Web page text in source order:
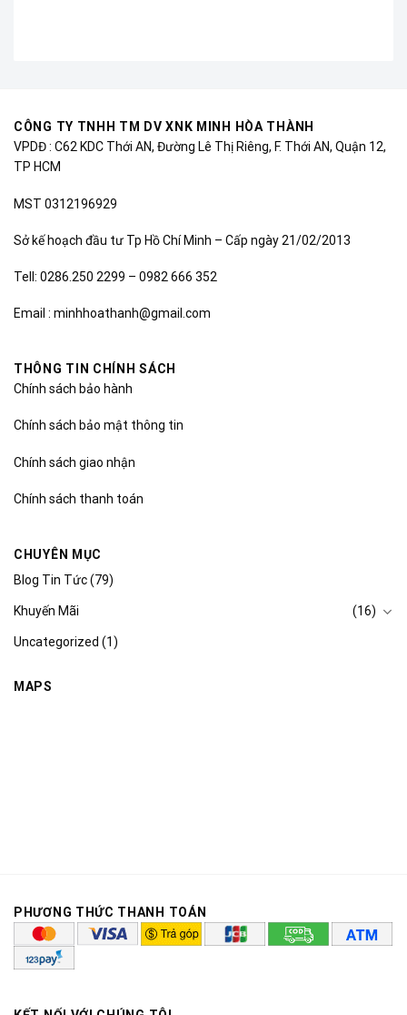
CÔNG TY TNHH TM DV XNK MINH HÒA THÀNH
VPDĐ : C62 KDC Thới AN, Đường Lê Thị Riêng, F. Thới AN, Quận 12,
TP HCM
MST 0312196929
Sở kế hoạch đầu tư Tp Hồ Chí Minh – Cấp ngày 21/02/2013
Tell: 0286.250 2299 – 0982 666 352
Email : minhhoathanh@gmail.com
THÔNG TIN CHÍNH SÁCH
Chính sách bảo hành
Chính sách bảo mật thông tin
Chính sách giao nhận
Chính sách thanh toán
CHUYÊN MỤC
Blog Tin Tức(79)
Khuyến Mãi (16)
Uncategorized (1)
MAPS
PHƯƠNG THỨC THANH TOÁN